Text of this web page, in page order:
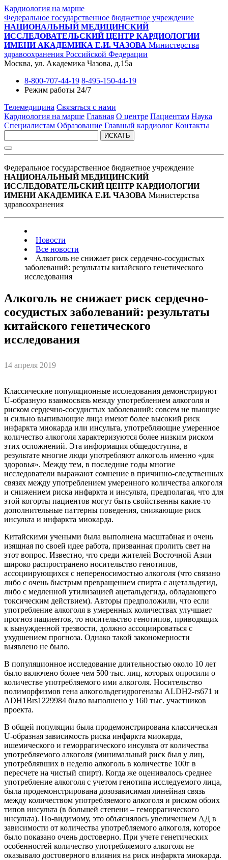
Кардиология на марше
Федеральное государственное бюджетное учреждение
НАЦИОНАЛЬНЫЙ МЕДИЦИНСКИЙ
ИССЛЕДОВАТЕЛЬСКИЙ ЦЕНТР КАРДИОЛОГИИ
ИМЕНИ АКАДЕМИКА Е.И. ЧАЗОВА Министерства
здравоохранения Российской Федерации
Москва, ул. Академика Чазова, д.15а
8-800-707-44-19 8-495-150-44-19
Режим работы 24/7
Телемедицина Связаться с нами
Кардиология на марше Главная О центре Пациентам Наука
Специалистам Образование Главный кардиолог Контакты
ИСКАТЬ
Федеральное государственное бюджетное учреждение
НАЦИОНАЛЬНЫЙ МЕДИЦИНСКИЙ
ИССЛЕДОВАТЕЛЬСКИЙ ЦЕНТР КАРДИОЛОГИИ
ИМЕНИ АКАДЕМИКА Е.И. ЧАЗОВА Министерства
здравоохранения
Новости
Все новости
Алкоголь не снижает риск сердечно-сосудистых
заболеваний: результаты китайского генетического
исследования
Алкоголь не снижает риск сердечно-
сосудистых заболеваний: результаты
китайского генетического
исследования
14 апреля 2019
Классические популяционные исследования демонстрируют
U-образную взаимосвязь между употреблением алкоголя и
риском сердечно-сосудистых заболеваний: совсем не пьющие
и сильно выпивающие лица имеют более высокий риск
инфаркта миокарда или инсульта, употребляющие умеренное
количество алкоголя характеризуются более низким риском
этих осложнений. Эта информация общедоступна, в
результате многие люди употребляют алкоголь именно «для
здоровья». Между тем, в последние годы многие
исследователи выражают сомнение в причинно-следственных
связях между употреблением умеренного количества алкоголя
и снижением риска инфаркта и инсульта, предполагая, что для
этой когорты пациентов могут быть свойственны какие-то
дополнительные паттерны поведения, снижающие риск
инсульта и инфаркта миокарда.
Китайскими учеными была выполнена масштабная и очень
изящная по своей идее работа, призванная пролить свет на
этот вопрос. Известно, что среди жителей Восточной Азии
широко распространено носительство генотипов,
ассоциирующихся с непереносимостью алкоголя (что связано
либо с очень быстрым превращением спирта с ацетальдегид,
либо с медленной утилизацией ацетальдегида, обладающего
токсическим действием). Авторы предположили, что если
употребление алкоголя в умеренных количествах улучшает
прогноз пациентов, то носительство генотипов, приводящих
к вынужденной трезвости, должно ассоциироваться с
ухудшением прогноза. Однако такой закономерности
выявлено не было.
В популяционное исследование длительностью около 10 лет
было включено более чем 500 тыс. лиц, которых опросили о
количестве употребляемого ими алкоголя. Носительство
полиморфизмов гена алкогольдегидрогеназы ALDH2-rs671 и
ADH1Brs1229984 было выполнено у 160 тыс. участников
проекта.
В общей популяции была продемонстрирована классическая
U-образная зависимость риска инфаркта миокарда,
ишемического и геморрагического инсульта от количества
употребляемого алкоголя (минимальный риск был у лиц,
употреблявших в неделю алкоголь в количестве 100г в
пересчете на чистый спирт). Когда же оценивалось среднее
употребление алкоголя с учетом генотипа исследуемого лица,
была продемонстрирована дозозависимая линейная связь
между количеством употребляемого алкоголя и риском обоих
типов инсульта (в большей степени – геморрагического
инсульта). По-видимому, это объяснялось увеличением АД в
зависимости от количества употребляемого алкоголя, которое
было показано очень достоверно. При учете генетических
особенностей количество употребляемого алкоголя не
оказывало достоверного влияния на риск инфаркта миокарда.